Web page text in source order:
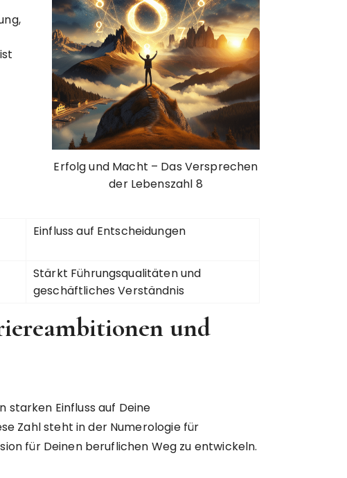
Erfolg und Macht – Das Versprechen
der Lebenszahl 8
Einfluss auf Entscheidungen
Stärkt Führungsqualitäten und
geschäftliches Verständnis
und
starken Einfluss auf Deine
Zahl steht in der Numerologie für
für Deinen beruflichen Weg zu entwickeln.